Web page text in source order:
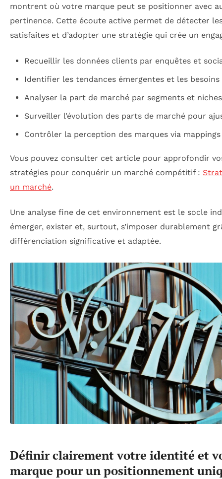
montrent où votre marque peut se positionner avec
pertinence. Cette écoute active permet de détecter
satisfaites et d’adopter une stratégie qui crée un
Recueillir les données clients par enquêtes et
Identifier les tendances émergentes et les
Analyser la part de marché par segments et niches
Surveiller l’évolution des parts de marché pour
Contrôler la perception des marques via
Vous pouvez consulter cet article pour approfondir
stratégies pour conquérir un marché compétitif :
un marché.
Une analyse fine de cet environnement est le socle
émerger, exister et, surtout, s’imposer durablement
différenciation significative et adaptée.
Définir clairement votre identité et
marque pour un positionnement